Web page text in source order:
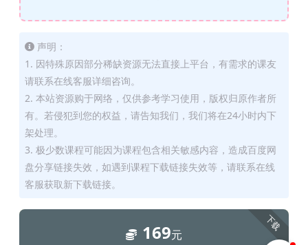
声明：
1. 因特殊原因部分稀缺资源无法直接上平台，有需求的课友
请联系在线客服详细咨询。
2. 本站资源购于网络，仅供参考学习使用，版权归原作者所
有。若侵犯到您的权益，请告知我们，我们将在24小时内下
架处理。
3. 极少数课程可能因为课程包含相关敏感内容，造成百度网
盘分享链接失效，如遇到课程下载链接失效等，请联系在线
客服获取新下载链接。
下载
169元